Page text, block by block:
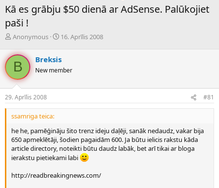
Kā es grābju $50 dienā ar AdSense. Palūkojiet
paši !
P
v
e
d
i
e
n
a
u
s
ā
c
ē
s
Anonymous
S
u
m
d
t
s
16. Aprīlis 2008
B Breksis
New member
29. Aprīlis 2008 #81
ssamriga teica:
he he, pamēģināju šito trenz ideju daļēji, sanāk nedaudz, vakar bija
650 apmeklētāji, šodien pagaidām 600. Ja būtu ielicis rakstu kāda
article directory, noteikti būtu daudz labāk, bet arī tikai ar bloga
ierakstu pietiekami labi
http://readbreakingnews.com/